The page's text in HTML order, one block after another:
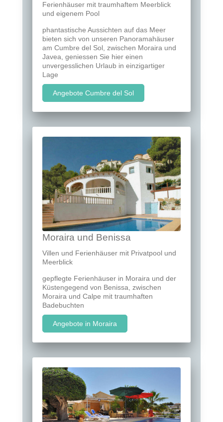
Ferienhäuser mit traumhaftem Meerblick
und eigenem Pool
phantastische Aussichten auf das Meer
bieten sich von unseren Panoramahäuser
am Cumbre del Sol, zwischen Moraira und
Javea, geniessen Sie hier einen
unvergesslichen Urlaub in einzigartiger
Lage
Angebote Cumbre del Sol
Moraira und Benissa
Villen und Ferienhäuser mit Privatpool und
Meerblick
gepflegte Ferienhäuser in Moraira und der
Küstengegend von Benissa, zwischen
Moraira und Calpe mit traumhaften
Badebuchten
Angebote in Moraira